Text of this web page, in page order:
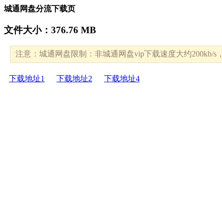
城通网盘分流下载页
文件大小：376.76 MB
注意：城通网盘限制：非城通网盘vip下载速度大约200kb/
下载地址1 下载地址2 下载地址4